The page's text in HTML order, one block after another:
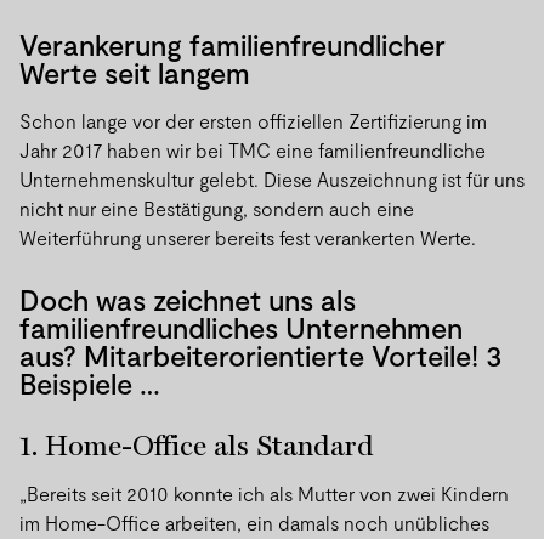
Verankerung familienfreundlicher
Werte seit langem
Schon lange vor der ersten offiziellen Zertifizierung im
Jahr 2017 haben wir bei TMC eine familienfreundliche
Unternehmenskultur gelebt. Diese Auszeichnung ist für uns
nicht nur eine Bestätigung, sondern auch eine
Weiterführung unserer bereits fest verankerten Werte.
Doch was zeichnet uns als
familienfreundliches Unternehmen
aus? Mitarbeiterorientierte Vorteile! 3
Beispiele …
1. Home-Office als Standard
„Bereits seit 2010 konnte ich als Mutter von zwei Kindern
im Home-Office arbeiten, ein damals noch unübliches